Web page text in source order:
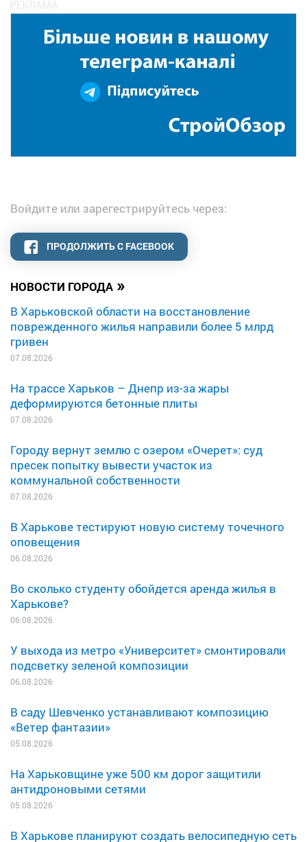
НОВОСТИ ГОРОДА »
В Харьковской области на восстановление
поврежденного жилья направили более 5 млрд
гривен
07.08.2026
На трассе Харьков – Днепр из-за жары
деформируются бетонные плиты
07.08.2026
Городу вернут землю с озером «Очерет»: суд
пресек попытку вывести участок из
коммунальной собственности
07.08.2026
В Харькове тестируют новую систему точечного
оповещения
06.08.2026
Во сколько студенту обойдется аренда жилья в
Харькове?
06.08.2026
У выхода из метро «Университет» смонтировали
подсветку зеленой композиции
06.08.2026
В саду Шевченко устанавливают композицию
«Ветер фантазии»
05.08.2026
На Харьковщине уже 500 км дорог защитили
антидроновыми сетями
05.08.2026
В Харькове планируют создать велосипедную сеть
Войдите или зарегестрируйтесь через:
ПРОДОЛЖИТЬ С FACEBOOK